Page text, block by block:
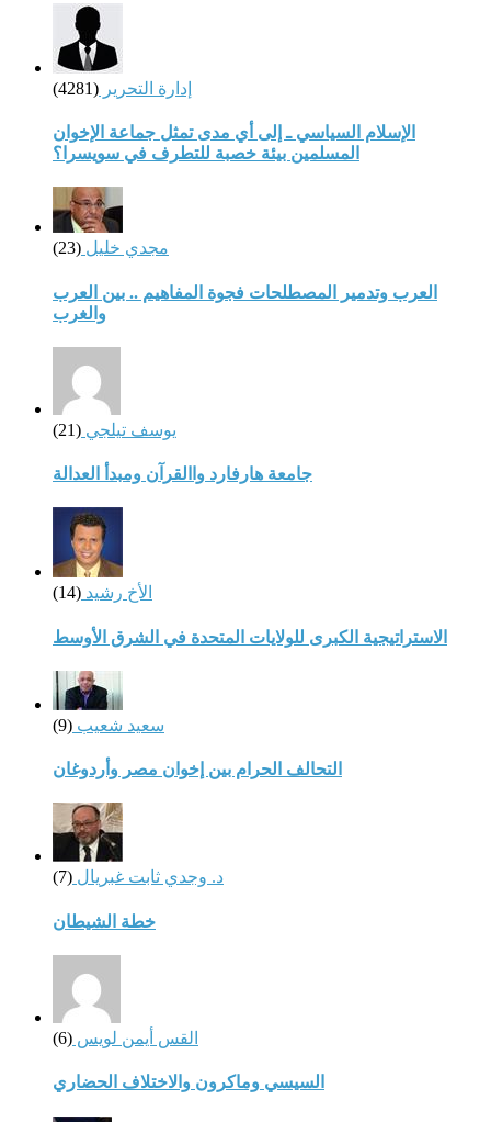
إدارة التحرير (4281)
الإسلام السياسي ـ إلى أي مدى تمثل جماعة الإخوان
المسلمين بيئة خصبة للتطرف في سويسرا؟
مجدي خليل (23)
العرب وتدمير المصطلحات فجوة المفاهيم .. بين العرب
والغرب
يوسف تيلجي (21)
جامعة هارفارد واالقرآن ومبدأ العدالة
الأخ رشيد (14)
الاستراتيجية الكبرى للولايات المتحدة في الشرق الأوسط
سعيد شعيب (9)
التحالف الحرام بين إخوان مصر وأردوغان
د. وجدي ثابت غبريال (7)
خطة الشيطان
القس أيمن لويس (6)
السيسي وماكرون والاختلاف الحضاري